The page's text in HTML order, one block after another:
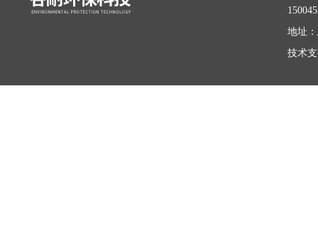
地址
技术